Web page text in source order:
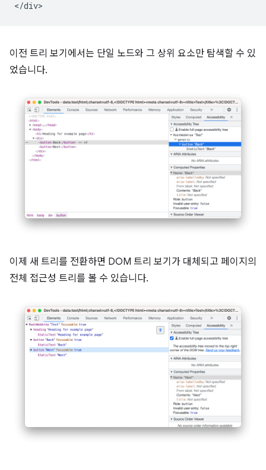
이전 트리 보기에서는 단일 노드와 그 상위 요소만 탐색할 수 있
었습니다.
이제 새 트리를 전환하면 DOM 트리 보기가 대체되고 페이지의
전체 접근성 트리를 볼 수 있습니다.